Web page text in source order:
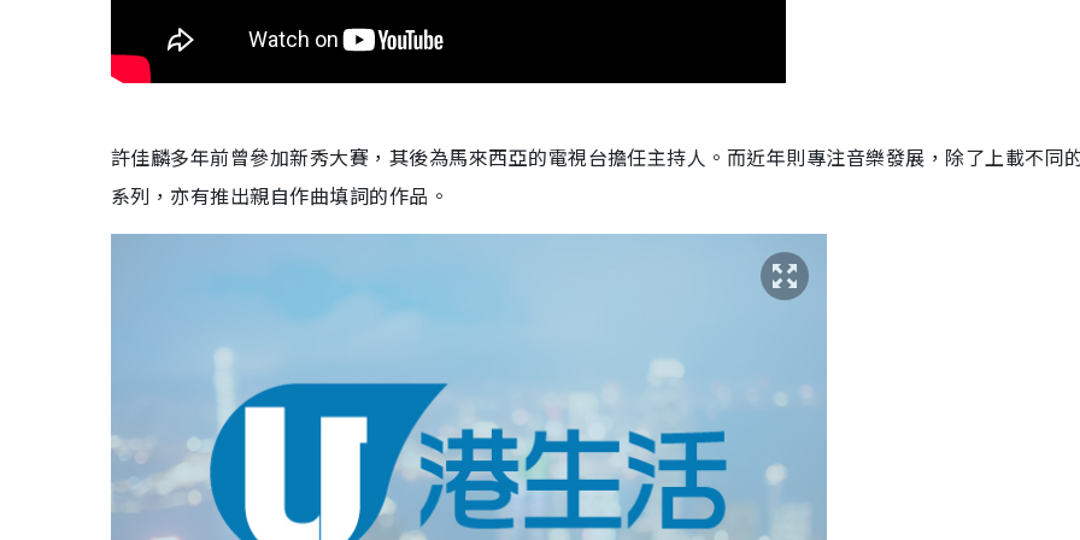
許佳麟多年前曾參加新秀大賽，其後為馬來西亞的電視台擔任主持人。而近年則專注音樂發展，除了上載不同
系列，亦有推出親自作曲填詞的作品。